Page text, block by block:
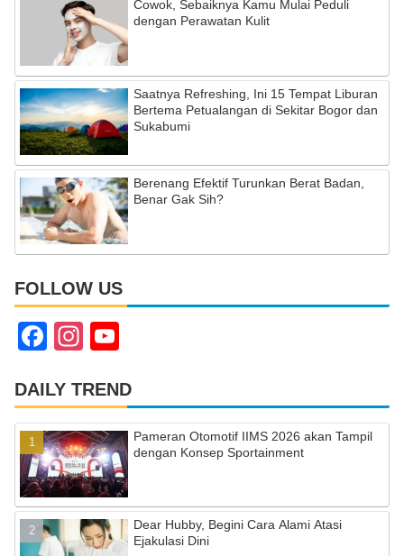
Cowok, Sebaiknya Kamu Mulai Peduli
dengan Perawatan Kulit
Saatnya Refreshing, Ini 15 Tempat Liburan
Bertema Petualangan di Sekitar Bogor dan
Sukabumi
Berenang Efektif Turunkan Berat Badan,
Benar Gak Sih?
FOLLOW US
F
c
e
b
o
o
k
In
a
gr
a
m
u
T
u
b
e
C
DAILY TREND
Pameran Otomotif IIMS 2026 akan Tampil
dengan Konsep Sportainment
Dear Hubby, Begini Cara Alami Atasi
Ejakulasi Dini